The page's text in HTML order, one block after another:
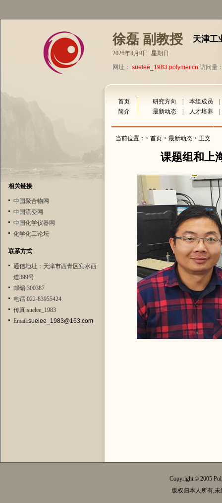
徐磊 副教授 天津工
2026年8月9日 星期日
网址： suelee_1983.polymer.cn 访问量
相关链接
中国聚合物网
中国流变网
中国化学仪器网
化学化工论坛
联系方式
通信地址：天津市西青区宾水西
道399号
邮编:300387
电话:022-83955424
传真:suelee_1983
Email:suelee_1983@163.com
首页 研究方向 本组成员
简介
最新动态 人才培养
当前位置：> 首页 > 最新动态 > 正文
课题组和上
Copyright© 2005
版权归本人所有,